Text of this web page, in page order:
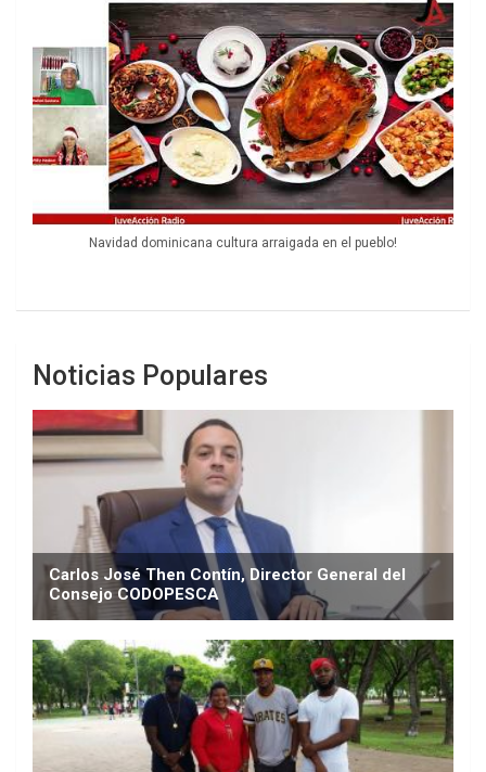
Navidad dominicana cultura arraigada en el pueblo!
Noticias Populares